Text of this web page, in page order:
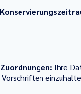
Zuordnungen: Ihre
Vorschriften